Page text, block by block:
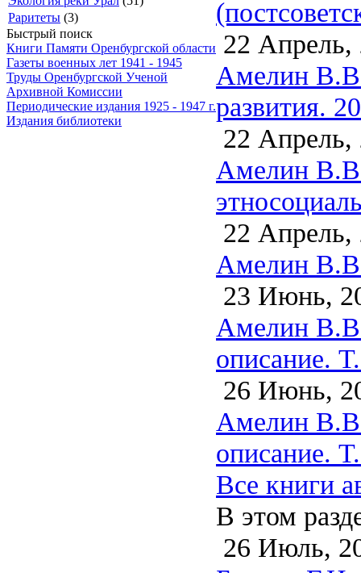
Раритеты (3)
Быстрый поиск
Книги Памяти Оренбургской области
Газеты военных лет 1941 - 1945
Труды Оренбургской Ученой
Архивной Комиссии
Периодические издания 1925 - 1947 г.
Издания библиотеки
22 Апрель,
Амелин В.В.
развития.
22 Апрель,
Амелин
22 Апрель,
Амелин
23 Июнь,
Амелин В.В.
описание.
26 Июнь,
Амелин В.В.
описание.
Все книги
В этом
26 Июль,